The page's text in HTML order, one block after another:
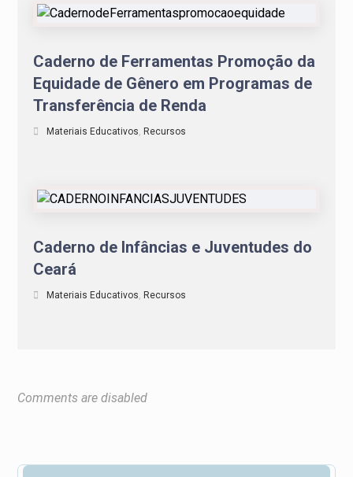
Caderno de Ferramentas Promoção da
Equidade de Gênero em Programas de
Transferência de Renda
Materiais Educativos, Recursos
Caderno de Infâncias e Juventudes do
Ceará
Materiais Educativos, Recursos
Comments are disabled